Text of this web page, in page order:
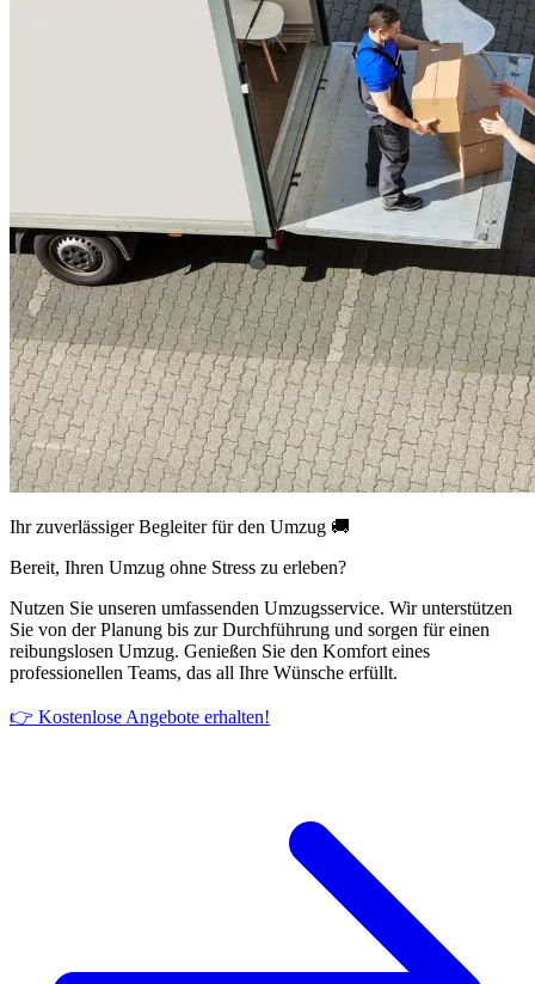
Ihr zuverlässiger Begleiter für den Umzug 🚚
Bereit, Ihren Umzug ohne Stress zu erleben?
Nutzen Sie unseren umfassenden Umzugsservice. Wir unterstützen
Sie von der Planung bis zur Durchführung und sorgen für einen
reibungslosen Umzug. Genießen Sie den Komfort eines
professionellen Teams, das all Ihre Wünsche erfüllt.
👉 Kostenlose Angebote erhalten!